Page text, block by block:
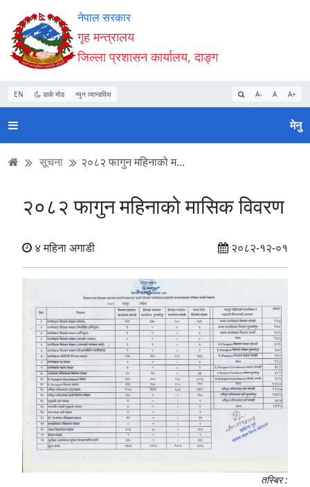
Accessibility
Mode
सुरु
गर्नुहोस्
सामाग्री
पढ्नुहाेस्
नेभिगेसन
पढ्नुहाेस्
वेबसाइट
खोजमा
जानुहोस्
नेपाल सरकार
गृह मन्त्रालय
जिल्ला प्रशासन कार्यालय, दाङ्ग
EN डार्क मोड न्यून व्यान्डविथ A- A A+
मेनु
सूचना २०८२ फागुन महिनाको म...
२०८२ फागुन महिनाको मासिक विवरण
४ महिना अगाडी २०८२-१२-०१
तस्बिर :